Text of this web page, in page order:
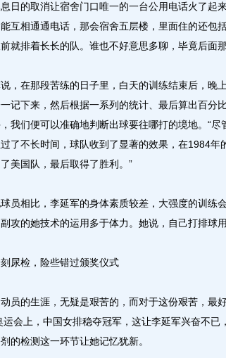
日的取消让宿舍门口唯一的一台公用电话火了起
互相通通电话，那会宿舍五层楼，里面住的还包
就排着长长的队。谁也不好意思多聊，毕竟后面
在那段苦练的日子里，白天的训练结束后，晚
记下来，然后根据一系列的统计、最后算出百分
我们便可以准确地判断出球要往哪打的境地。“尽
了不长时间，球队收到了显著的效果，在1984年
美国队，最后取得了胜利。”
相比，李延军的身体素质较差，大强度的训练会
攻的她技术的运用多于体力。她说，自己打排球用
检，险些错过颁奖仪式
的生涯，无疑是艰苦的，而对于这份艰苦，最
运会上，中国女排稳夺冠军，这让李延军兴奋不已
的检测这一环节让她记忆犹新。